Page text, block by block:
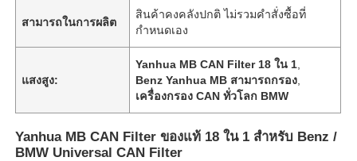
สามารถในการผลิต
สินค้าคงคลังปกติ ไม่รวมคำสั่งซื้อที่
กำหนดเอง
แสงสูง:
Yanhua MB CAN Filter 18 ใน 1
Benz Yanhua MB สามารถกรอง
เครื่องกรอง CAN ทั่วโลก BMW
Yanhua MB CAN Filter ของแท้ 18 ใน 1 สําหรับ Benz /
BMW Universal CAN Filter